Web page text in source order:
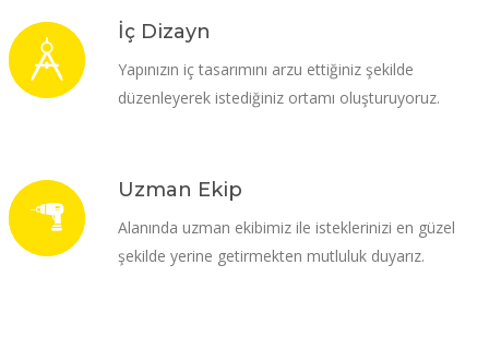
İç Dizayn
Yapınızın iç tasarımını arzu ettiğiniz şekilde
düzenleyerek istediğiniz ortamı oluşturuyoruz.
Uzman Ekip
Alanında uzman ekibimiz ile isteklerinizi en güzel
şekilde yerine getirmekten mutluluk duyarız.